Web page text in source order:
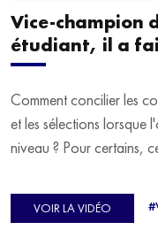
Vice-champion
étudiant, il a
Comment concilier les
et les sélections lorsque
niveau ? Pour certains,
d'Europe de Horse-ball,
avant de trouver un
VOIR LA VIDÉO